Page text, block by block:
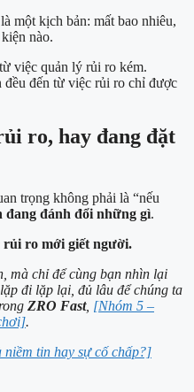
một kịch bản: mất bao nhiêu,
nào.
việc quản lý rủi ro kém.
đến từ việc rủi ro chỉ được
ro, hay đang đặt
trọng không phải là “nếu
đang đánh đổi những gì.
ro mới giết người.
mà chỉ để cùng bạn nhìn lại
đi lặp lại, đủ lâu để chúng ta
ZRO Fast, [Nhóm 5 –
.
tin hay sự cố chấp?]